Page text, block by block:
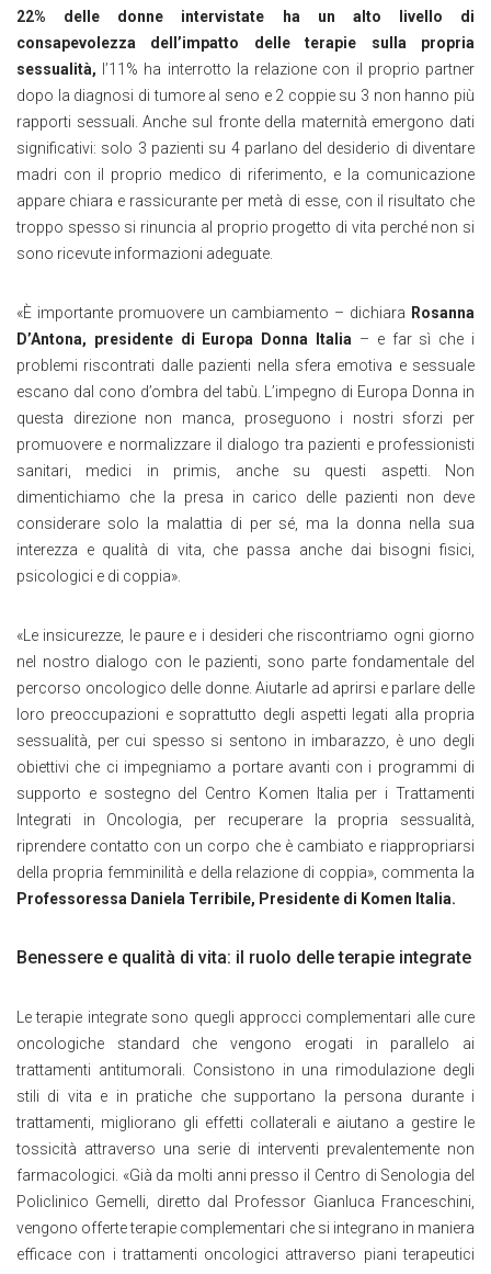
22% delle donne intervistate ha un alto livello di
consapevolezza dell’impatto delle terapie sulla propria
sessualità, l’11% ha interrotto la relazione con il proprio partner
dopo la diagnosi di tumore al seno e 2 coppie su 3 non hanno più
rapporti sessuali. Anche sul fronte della maternità emergono dati
significativi: solo 3 pazienti su 4 parlano del desiderio di diventare
madri con il proprio medico di riferimento, e la comunicazione
appare chiara e rassicurante per metà di esse, con il risultato che
troppo spesso si rinuncia al proprio progetto di vita perché non si
sono ricevute informazioni adeguate.
«È importante promuovere un cambiamento – dichiara Rosanna
D’Antona, presidente di Europa Donna Italia – e far sì che i
problemi riscontrati dalle pazienti nella sfera emotiva e sessuale
escano dal cono d’ombra del tabù. L’impegno di Europa Donna in
questa direzione non manca, proseguono i nostri sforzi per
promuovere e normalizzare il dialogo tra pazienti e professionisti
sanitari, medici in primis, anche su questi aspetti. Non
dimentichiamo che la presa in carico delle pazienti non deve
considerare solo la malattia di per sé, ma la donna nella sua
interezza e qualità di vita, che passa anche dai bisogni fisici,
psicologici e di coppia».
«Le insicurezze, le paure e i desideri che riscontriamo ogni giorno
nel nostro dialogo con le pazienti, sono parte fondamentale del
percorso oncologico delle donne. Aiutarle ad aprirsi e parlare delle
loro preoccupazioni e soprattutto degli aspetti legati alla propria
sessualità, per cui spesso si sentono in imbarazzo, è uno degli
obiettivi che ci impegniamo a portare avanti con i programmi di
supporto e sostegno del Centro Komen Italia per i Trattamenti
Integrati in Oncologia, per recuperare la propria sessualità,
riprendere contatto con un corpo che è cambiato e riappropriarsi
della propria femminilità e della relazione di coppia», commenta la
Professoressa Daniela Terribile, Presidente di Komen Italia.
Benessere e qualità di vita: il ruolo delle terapie integrate
Le terapie integrate sono quegli approcci complementari alle cure
oncologiche standard che vengono erogati in parallelo ai
trattamenti antitumorali. Consistono in una rimodulazione degli
stili di vita e in pratiche che supportano la persona durante i
trattamenti, migliorano gli effetti collaterali e aiutano a gestire le
tossicità attraverso una serie di interventi prevalentemente non
farmacologici. «Già da molti anni presso il Centro di Senologia del
Policlinico Gemelli, diretto dal Professor Gianluca Franceschini,
vengono offerte terapie complementari che si integrano in maniera
efficace con i trattamenti oncologici attraverso piani terapeutici